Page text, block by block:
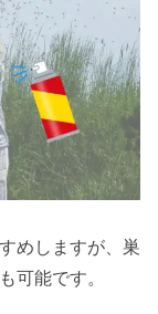
めしますが、巣
可能です。